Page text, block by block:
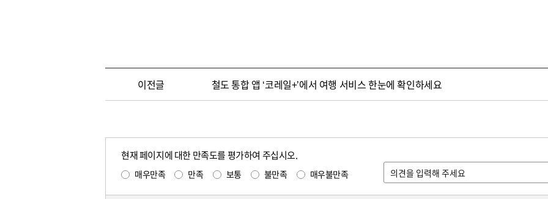
이전글 철도 통합 앱 ‘코레일+’에서 여행 서비스 한눈에 확인하세요
현재 페이지에 대한 만족도를 평가하여 주십시오.
매우만족 만족 보통 불만족 매우불만족